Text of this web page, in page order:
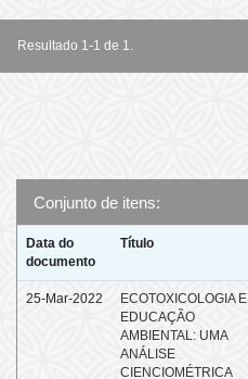
Resultado 1-1 de 1.
Conjunto de itens:
Data do
documento
Título
25-Mar-2022
ECOTOXICOLOGIA E
EDUCAÇÃO
AMBIENTAL: UMA
ANÁLISE
CIENCIOMÉTRICA